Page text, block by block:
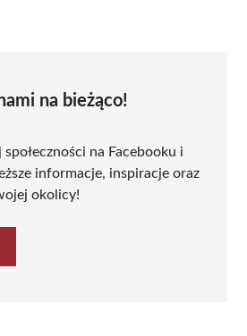
na bieżąco!
społeczności na Facebooku i
informacje, inspiracje oraz
okolicy!